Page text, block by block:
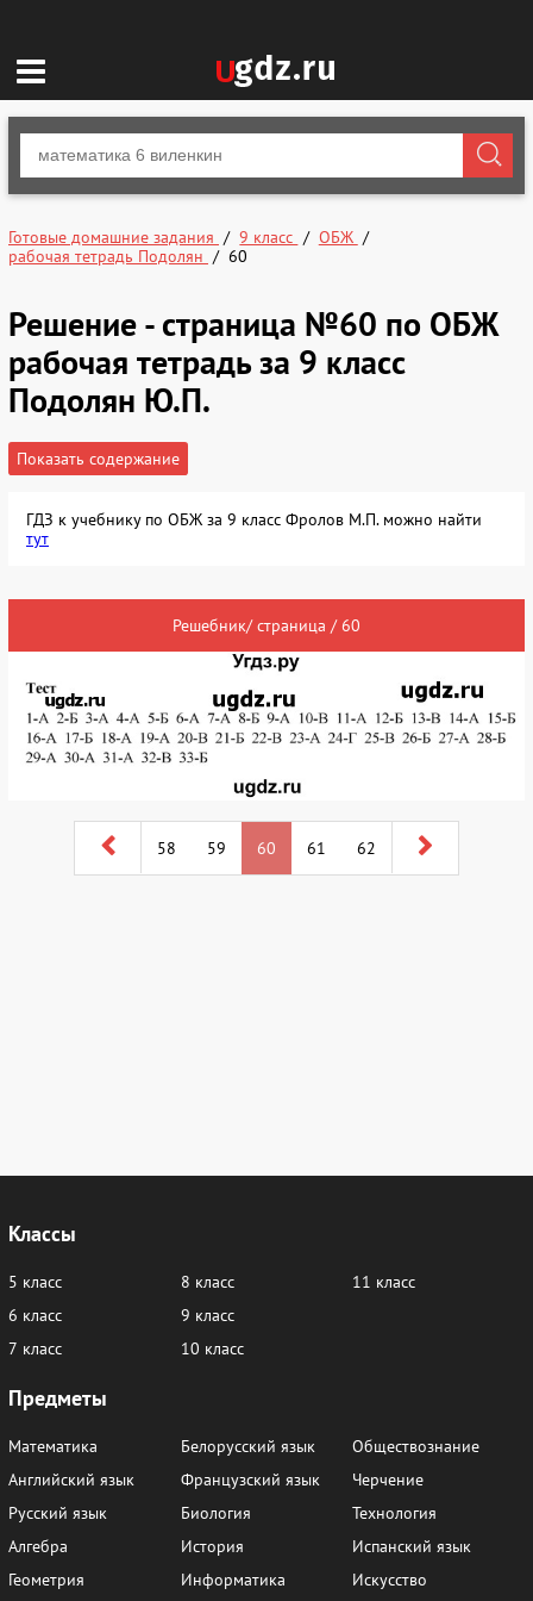
Готовые домашние задания 9 класс
ОБЖ
рабочая тетрадь Подолян
60
Решение - страница №60 по ОБЖ
рабочая тетрадь за 9 класс
Подолян Ю.П.
Показать содержание
ГДЗ к учебнику по ОБЖ за 9 класс Фролов М.П. можно найти
тут
Решебник/ страница / 60
58 59 60 61 62
Классы
5 класс
6 класс
7 класс
8 класс
9 класс
10 класс
11 класс
Предметы
Математика
Английский язык
Русский язык
Алгебра
Геометрия
Белорусский язык
Французский язык
Биология
История
Информатика
Обществознание
Черчение
Технология
Испанский язык
Искусство